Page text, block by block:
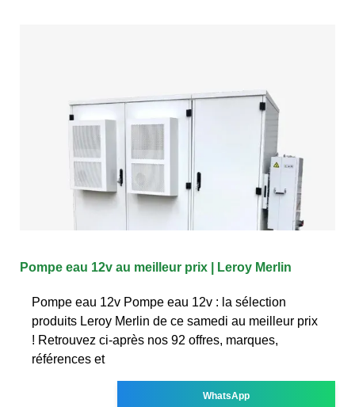
Pompe eau 12v au meilleur prix | Leroy Merlin
Pompe eau 12v Pompe eau 12v : la sélection
produits Leroy Merlin de ce samedi au meilleur prix
! Retrouvez ci-après nos 92 offres, marques,
références et
WhatsApp